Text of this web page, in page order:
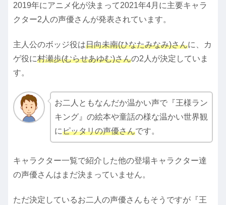
2019年にアニメ化が決まって2021年4月に主要キャラ
クター2人の声優さんが発表されています。
主人公のボッジ役は日向未南(ひなたみなみ)さんに、カ
ゲ役に村瀬歩(むらせあゆむ)さんの2人が決定していま
す。
お二人ともなんだか温かい声で『王様ラン
キング』の絵本や童話の様な温かい世界観
にピッタリの声優さんです。
キャラクター一覧で紹介した他の登場キャラクター達
の声優さんはまだ決まっていません。
ただ決定しているお二人の声優さんもそうですが『王